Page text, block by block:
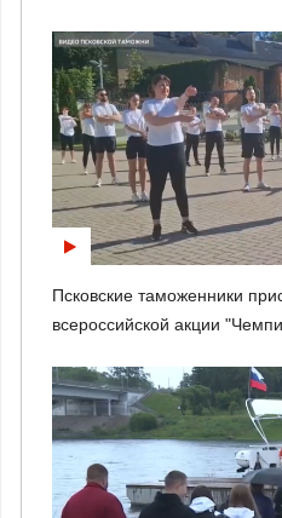
Псковские таможенники
всероссийской акции